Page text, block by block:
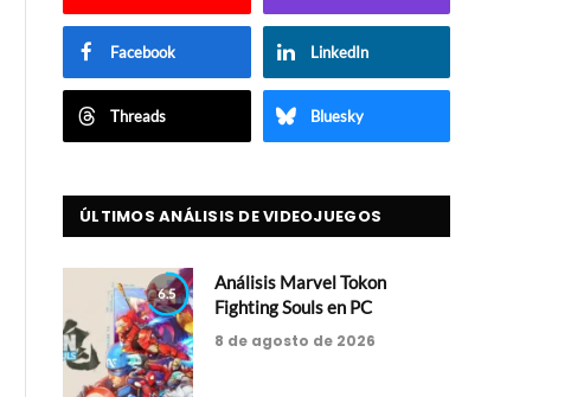
Facebook LinkedIn
Threads Bluesky
ÚLTIMOS ANÁLISIS DE VIDEOJUEGOS
6.5
Análisis Marvel Tokon
Fighting Souls en PC
8 de agosto de 2026